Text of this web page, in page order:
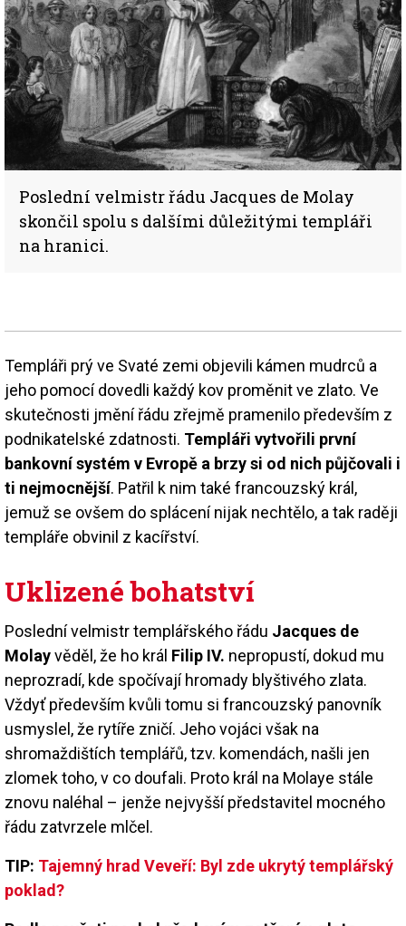
Poslední velmistr řádu Jacques de Molay
skončil spolu s dalšími důležitými templáři
na hranici.
Templáři prý ve Svaté zemi objevili kámen mudrců a
jeho pomocí dovedli každý kov proměnit ve zlato. Ve
skutečnosti jmění řádu zřejmě pramenilo především z
podnikatelské zdatnosti. Templáři vytvořili první
bankovní systém v Evropě a brzy si od nich půjčovali i
ti nejmocnější. Patřil k nim také francouzský král,
jemuž se ovšem do splácení nijak nechtělo, a tak raději
templáře obvinil z kacířství.
Uklizené bohatství
Poslední velmistr templářského řádu Jacques de
Molayvěděl, že ho král Filip IV. nepropustí, dokud mu
neprozradí, kde spočívají hromady blyštivého zlata.
Vždyť především kvůli tomu si francouzský panovník
usmyslel, že rytíře zničí. Jeho vojáci však na
shromaždištích templářů, tzv. komendách, našli jen
zlomek toho, v co doufali. Proto král na Molaye stále
znovu naléhal – jenže nejvyšší představitel mocného
řádu zatvrzele mlčel.
TIP: Tajemný hrad Veveří: Byl zde ukrytý templářský
poklad?